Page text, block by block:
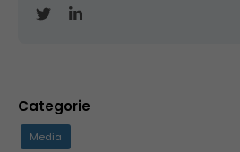
Categorie
Media